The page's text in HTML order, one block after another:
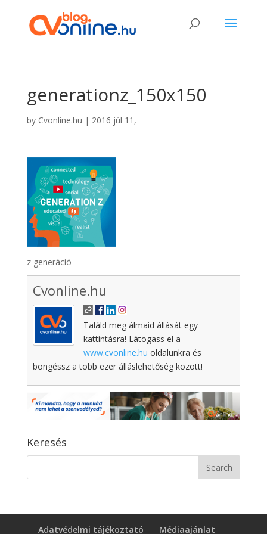
generationz_150x150
by Cvonline.hu | 2016 júl 11,
z generáció
Cvonline.hu
Találd meg álmaid állását egy
kattintásra! Látogass el a
www.cvonline.hu oldalunkra és
böngéssz a több ezer álláslehetőség között!
Keresés
Adatvédelmi tájékoztató Médiaajánlat